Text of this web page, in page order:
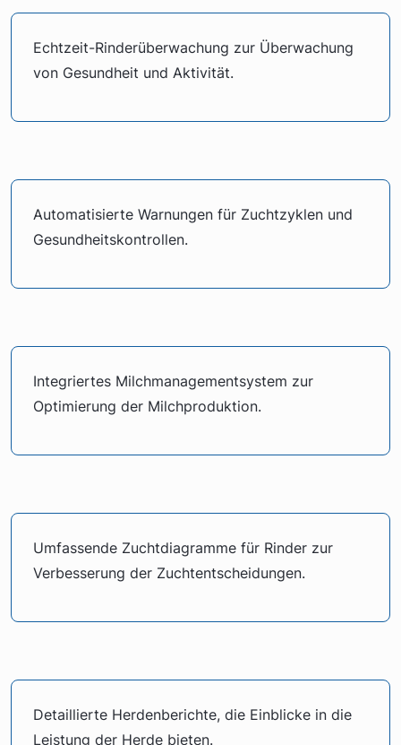
Echtzeit-Rinderüberwachung zur Überwachung
von Gesundheit und Aktivität.
Automatisierte Warnungen für Zuchtzyklen und
Gesundheitskontrollen.
Integriertes Milchmanagementsystem zur
Optimierung der Milchproduktion.
Umfassende Zuchtdiagramme für Rinder zur
Verbesserung der Zuchtentscheidungen.
Detaillierte Herdenberichte, die Einblicke in die
Leistung der Herde bieten.